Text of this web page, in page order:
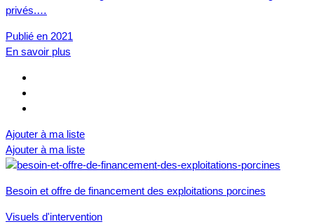
privés.…
Publié en 2021
En savoir plus
Ajouter à ma liste
Ajouter à ma liste
Besoin et offre de financement des exploitations porcines
Visuels d'intervention